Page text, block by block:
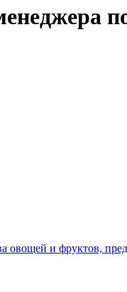
овощей и фруктов,